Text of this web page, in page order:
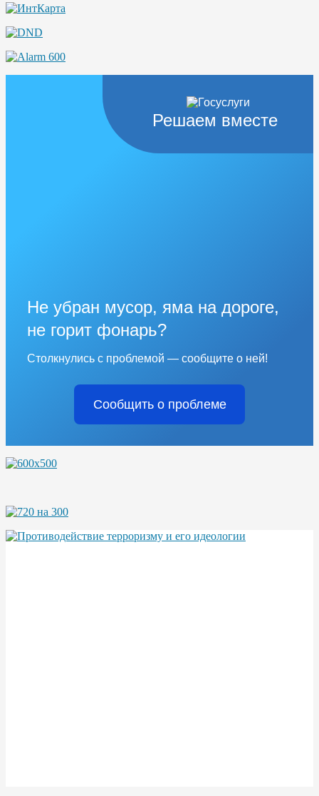
Решаем вместе
Не убран мусор, яма на дороге,
не горит фонарь?
Столкнулись с проблемой — сообщите о ней!
Сообщить о проблеме